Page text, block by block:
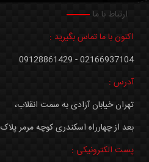
ارتباط با ما
اکنون با ما تماس بگیرید :
02166937104 - 09128861429
آدرس :
تهران خیابان آزادی به سمت انقلاب،
بعد از چهارراه اسکندری کوچه مرمر پلاک 7 واحد 1
پست الکترونیکی :